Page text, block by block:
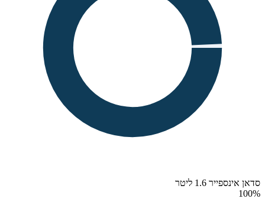
סדאן אינספייר 1.6 ליטר
100%